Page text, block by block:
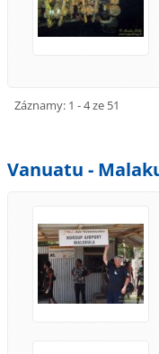
Záznamy: 1 - 4 ze 51
Vanuatu -